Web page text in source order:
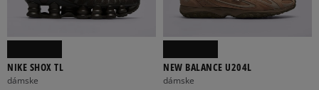
NIKE SHOX TL
dámske
NEW BALANCE U204L
dámske